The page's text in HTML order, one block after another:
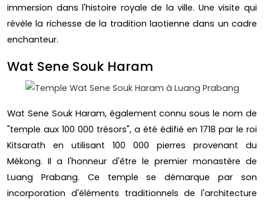
immersion dans l'histoire royale de la ville. Une visite qui
révèle la richesse de la tradition laotienne dans un cadre
enchanteur.
Wat Sene Souk Haram
Wat Sene Souk Haram, également connu sous le nom de
"temple aux 100 000 trésors", a été édifié en 1718 par le roi
Kitsarath en utilisant 100 000 pierres provenant du
Mékong. Il a l'honneur d'être le premier monastère de
Luang Prabang. Ce temple se démarque par son
incorporation d'éléments traditionnels de l'architecture